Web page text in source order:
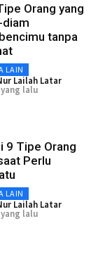
Orang yang
diam
tanpa
LAIN
Lailah Latar
lalu
9 Tipe Orang
Perlu
LAIN
Lailah Latar
lalu